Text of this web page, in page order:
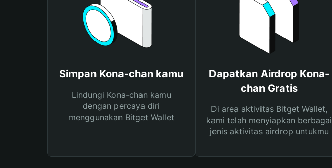
Simpan Kona-chan kamu
Lindungi Kona-chan kamu
dengan percaya diri
menggunakan Bitget Wallet
Dapatkan Airdrop Kona-
chan Gratis
Di area aktivitas Bitget Wallet,
kami telah menyiapkan berbagai
jenis aktivitas airdrop untukmu